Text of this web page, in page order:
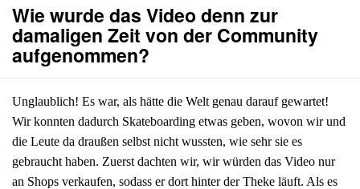
Wie wurde das Video denn zur
damaligen Zeit von der Community
aufgenommen?
Unglaublich! Es war, als hätte die Welt genau darauf gewartet!
Wir konnten dadurch Skateboarding etwas geben, wovon wir und
die Leute da draußen selbst nicht wussten, wie sehr sie es
gebraucht haben. Zuerst dachten wir, wir würden das Video nur
an Shops verkaufen, sodass er dort hinter der Theke läuft. Als es